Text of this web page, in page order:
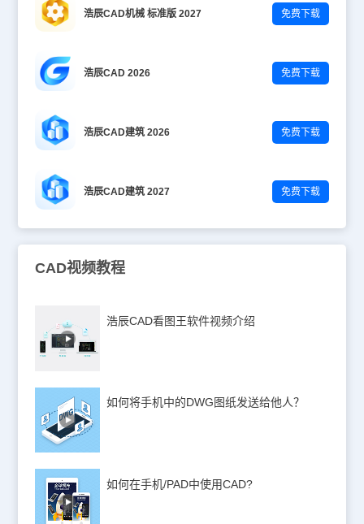
浩辰CAD机械 标准版 2027 免费下载
浩辰CAD 2026 免费下载
浩辰CAD建筑 2026 免费下载
浩辰CAD建筑 2027 免费下载
CAD视频教程
浩辰CAD看图王软件视频介绍
如何将手机中的DWG图纸发送给他人？
如何在手机/PAD中使用CAD?